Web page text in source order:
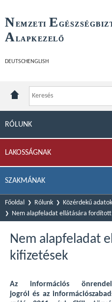
NEMZETI E
ALAPKEZELŐ
DEUTSCH ENGLISH
RÓLUNK
LAKOSSÁGNAK
SZAKMÁNAK
Főoldal Rólunk Közérdekű adatok
Nem alapfeladat ellátására
Nem alapfeladat
kifizetések
Az információs
jogról és az